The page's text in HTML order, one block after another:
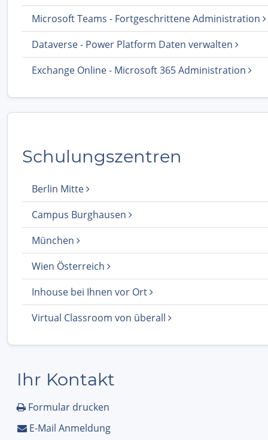
Microsoft Teams - Fortgeschrittene Administration
Dataverse - Power Platform Daten verwalten
Exchange Online - Microsoft 365 Administration
Schulungszentren
Berlin Mitte
Campus Burghausen
München
Wien Österreich
Inhouse bei Ihnen vor Ort
Virtual Classroom von überall
Ihr Kontakt
Formular drucken
E-Mail Anmeldung